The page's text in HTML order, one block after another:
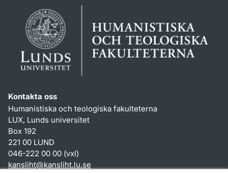
Kontakta oss
Humanistiska och teologiska fakulteterna
LUX, Lunds universitet
Box 192
221 00 LUND
046-222 00 00 (vxl)
kansliht@kansliht.lu.se